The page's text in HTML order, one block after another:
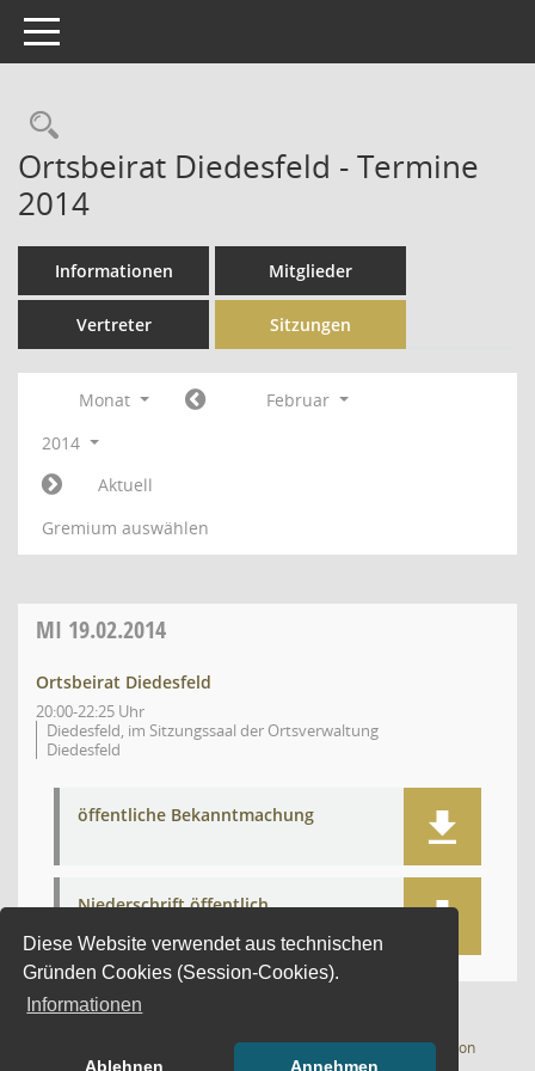
Diese Website verwendet aus technischen
Gründen Cookies (Session-Cookies).
Informationen
Ablehnen Annehmen
Toggle navigation
Rechercheauswahl
Ortsbeirat Diedesfeld - Termine
2014
Informationen Mitglieder
Vertreter Sitzungen
Monat
Februar
2014
Aktuell
Gremium auswählen
MI 19.02.2014
Ortsbeirat Diedesfeld
20:00-22:25 Uhr
Diedesfeld, im Sitzungssaal der Ortsverwaltung
Diedesfeld
öffentliche Bekanntmachung
Niederschrift öffentlich
Software:SitzungsdienstSession(Wird in